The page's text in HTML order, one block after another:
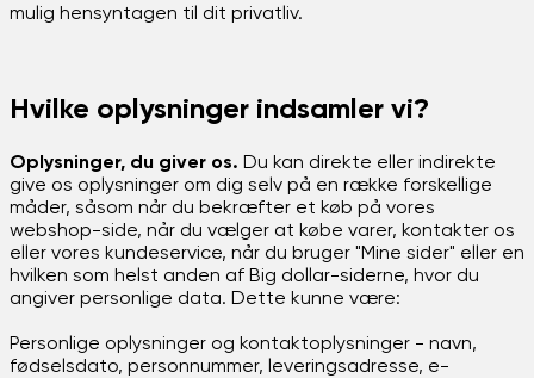
mulig hensyntagen til dit privatliv.
Hvilke oplysninger indsamler vi?
Oplysninger, du giver os. Du kan direkte eller indirekte
give os oplysninger om dig selv på en række forskellige
måder, såsom når du bekræfter et køb på vores
webshop-side, når du vælger at købe varer, kontakter os
eller vores kundeservice, når du bruger "Mine sider" eller en
hvilken som helst anden af ​​Big dollar-siderne, hvor du
angiver personlige data. Dette kunne være:
Personlige oplysninger og kontaktoplysninger - navn,
fødselsdato, personnummer, leveringsadresse, e-